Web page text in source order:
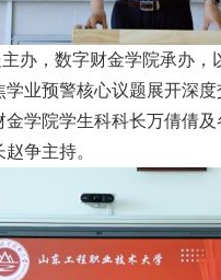
办，数字财金学院承办，
业预警核心议题展开深
学院学生科科长万倩倩
争主持。